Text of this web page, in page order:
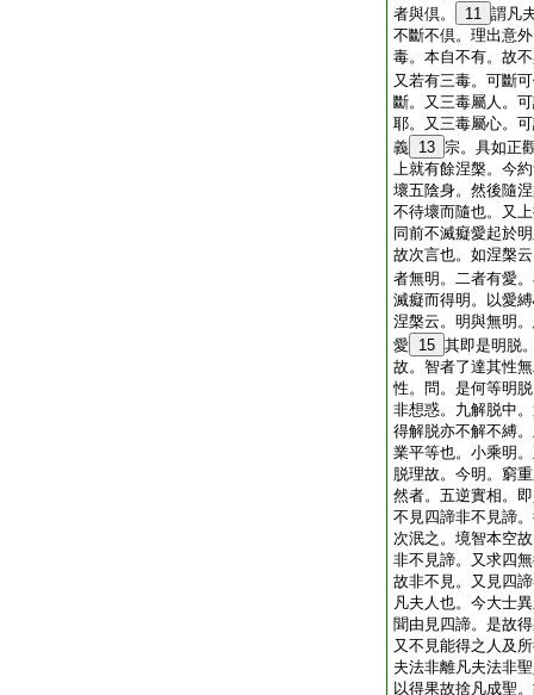
者與倶。
11 謂凡
不斷不倶。理出意
毒。本自不有。故
又若有三毒。可斷
斷。又三毒屬人。
耶。又三毒屬心。
義 13 宗。具如正
上就有餘涅槃。今
壞五陰身。然後隨
不待壞而隨也。又
同前不滅癡愛起於
故次言也。如涅槃
者無明。二者有愛
滅癡而得明。以愛
涅槃云。明與無明
愛 15 其即是明脱
故。智者了達其性
性。問。是何等明
非想惑。九解脱中
得解脱亦不解不縛
業平等也。小乘明
脱理故。今明。窮
然者。五逆實相。
不見四諦非不見諦
次泯之。境智本空
非不見諦。又求四
故非不見。又見四
凡夫人也。今大士
聞由見四諦。是故
又不見能得之人及
夫法非離凡夫法非
以得果故捨凡成聖